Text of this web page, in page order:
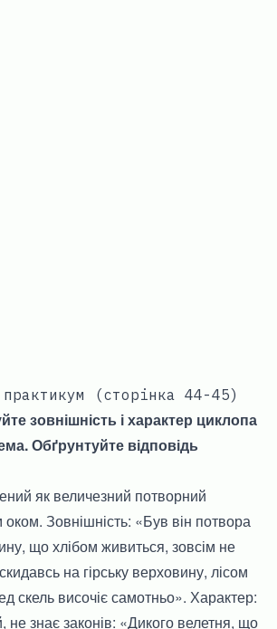
практикум (сторінка 44-45)
зовнішність і характер циклопа
Обґрунтуйте відповідь
як величезний потворний
Зовнішність: «Був він потвора
що хлібом живиться, зовсім не
на гірську верховину, лісом
скель височіє самотньо». Характер:
не знає законів: «Дикого велетня, що